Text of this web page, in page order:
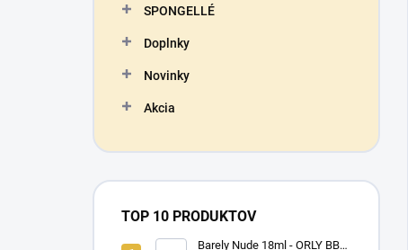
SPONGELLÉ
Doplnky
Novinky
Akcia
TOP 10 PRODUKTOV
Barely Nude 18ml - ORLY BB